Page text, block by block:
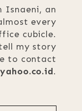
Isnaeni, an
every
cubicle.
my story
to contact
.